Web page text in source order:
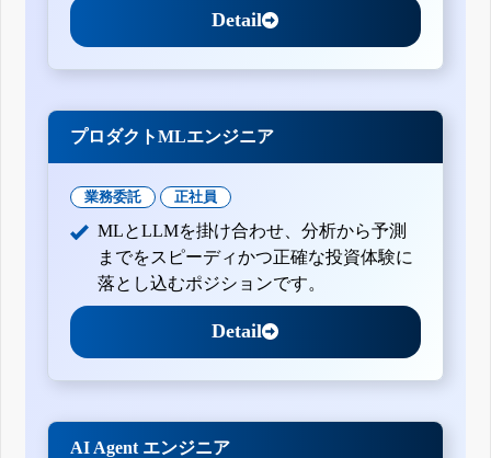
Detail
プロダクトMLエンジニア
業務委託 正社員
MLとLLMを掛け合わせ、分析から予測
までをスピーディかつ正確な投資体験に
落とし込むポジションです。
Detail
AI Agent エンジニア